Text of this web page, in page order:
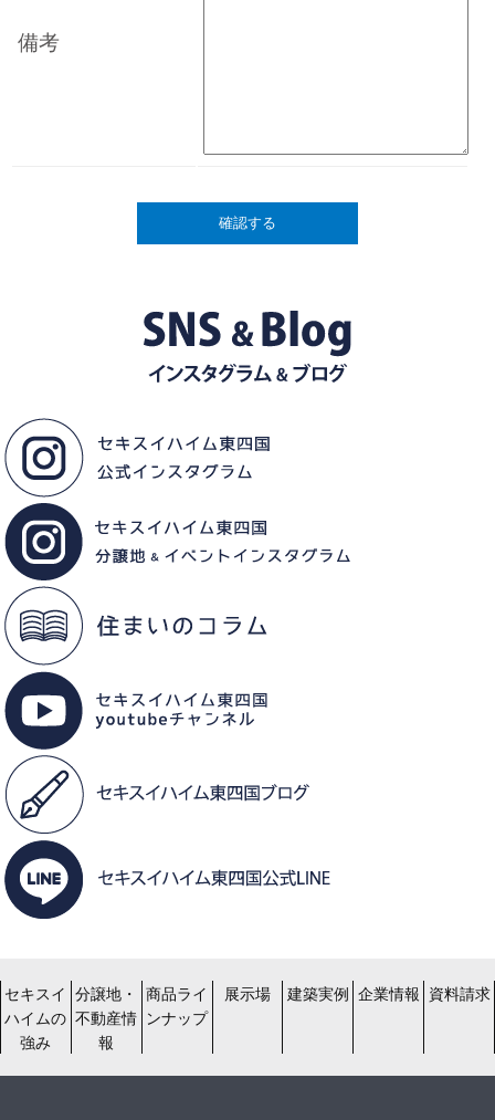
備考
セキスイ
ハイムの
強み
分譲地・
不動産情
報
商品ライ
ンナップ
展示場 建築実例 企業情報 資料請求